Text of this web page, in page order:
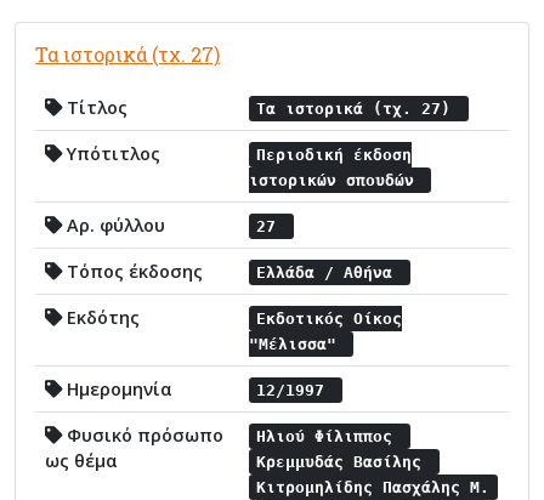
Τα ιστορικά (τχ. 27)
Τίτλος Τα ιστορικά (τχ. 27)
Υπότιτλος
Περιοδική έκδοση
ιστορικών σπουδών
Αρ. φύλλου 27
Τόπος έκδοσης Ελλάδα / Αθήνα
Εκδότης
Εκδοτικός Οίκος
"Μέλισσα"
Ημερομηνία 12/1997
Φυσικό πρόσωπο
ως θέμα
Ηλιού Φίλιππος
Κρεμμυδάς Βασίλης
Κιτρομηλίδης Πασχάλης Μ.